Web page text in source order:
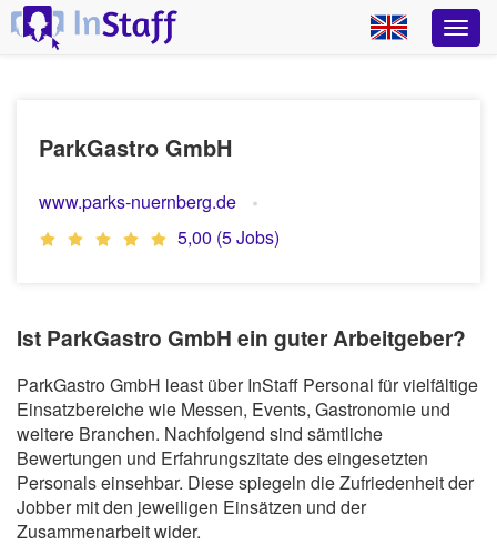
ParkGastro GmbH
www.parks-nuernberg.de
5,00 (5 Jobs)
Ist ParkGastro GmbH ein guter Arbeitgeber?
ParkGastro GmbH least über InStaff Personal für vielfältige
Einsatzbereiche wie Messen, Events, Gastronomie und
weitere Branchen. Nachfolgend sind sämtliche
Bewertungen und Erfahrungszitate des eingesetzten
Personals einsehbar. Diese spiegeln die Zufriedenheit der
Jobber mit den jeweiligen Einsätzen und der
Zusammenarbeit wider.